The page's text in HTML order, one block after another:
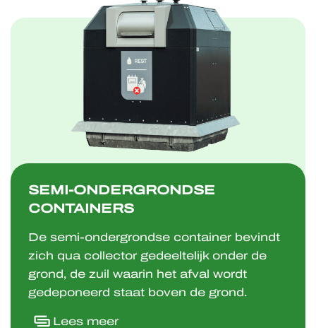
SEMI-ONDERGRONDSE
CONTAINERS
De semi-ondergrondse container bevindt
zich qua collector gedeeltelijk onder de
grond, de zuil waarin het afval wordt
gedeponeerd staat boven de grond.
Lees meer